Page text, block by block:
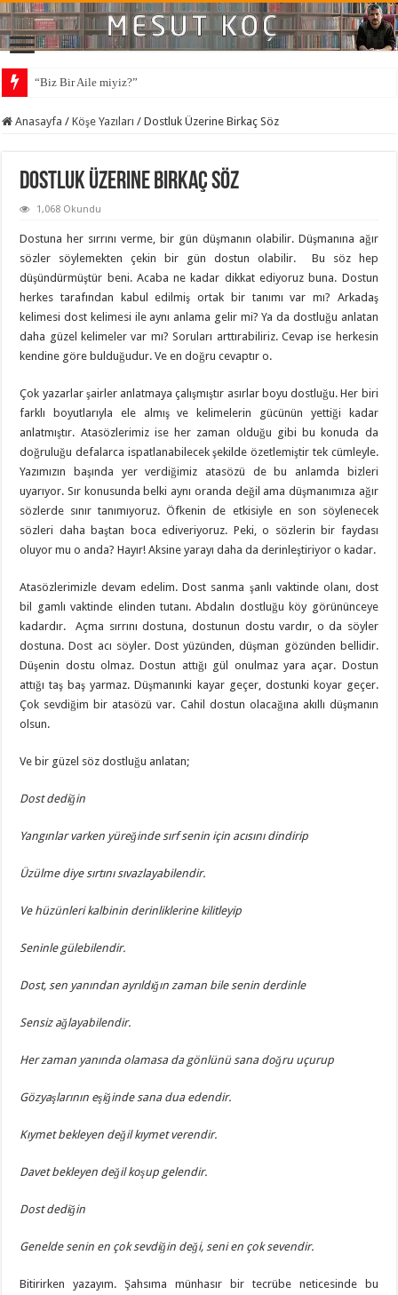
“Biz Bir Aile miyiz?”
Anasayfa / Köşe Yazıları / Dostluk Üzerine Birkaç Söz
Dostluk Üzerine Birkaç Söz
1,068 Okundu
Dostuna her sırrını verme, bir gün düşmanın olabilir. Düşmanına ağır
sözler söylemekten çekin bir gün dostun olabilir. Bu söz hep
düşündürmüştür beni. Acaba ne kadar dikkat ediyoruz buna. Dostun
herkes tarafından kabul edilmiş ortak bir tanımı var mı? Arkadaş
kelimesi dost kelimesi ile aynı anlama gelir mi? Ya da dostluğu anlatan
daha güzel kelimeler var mı? Soruları arttırabiliriz. Cevap ise herkesin
kendine göre bulduğudur. Ve en doğru cevaptır o.
Çok yazarlar şairler anlatmaya çalışmıştır asırlar boyu dostluğu. Her biri
farklı boyutlarıyla ele almış ve kelimelerin gücünün yettiği kadar
anlatmıştır. Atasözlerimiz ise her zaman olduğu gibi bu konuda da
doğruluğu defalarca ispatlanabilecek şekilde özetlemiştir tek cümleyle.
Yazımızın başında yer verdiğimiz atasözü de bu anlamda bizleri
uyarıyor. Sır konusunda belki aynı oranda değil ama düşmanımıza ağır
sözlerde sınır tanımıyoruz. Öfkenin de etkisiyle en son söylenecek
sözleri daha baştan boca ediveriyoruz. Peki, o sözlerin bir faydası
oluyor mu o anda? Hayır! Aksine yarayı daha da derinleştiriyor o kadar.
Atasözlerimizle devam edelim. Dost sanma şanlı vaktinde olanı, dost
bil gamlı vaktinde elinden tutanı. Abdalın dostluğu köy görününceye
kadardır. Açma sırrını dostuna, dostunun dostu vardır, o da söyler
dostuna. Dost acı söyler. Dost yüzünden, düşman gözünden bellidir.
Düşenin dostu olmaz. Dostun attığı gül onulmaz yara açar. Dostun
attığı taş baş yarmaz. Düşmanınki kayar geçer, dostunki koyar geçer.
Çok sevdiğim bir atasözü var. Cahil dostun olacağına akıllı düşmanın
olsun.
Ve bir güzel söz dostluğu anlatan;
Dost dediğin
Yangınlar varken yüreğinde sırf senin için acısını dindirip
Üzülme diye sırtını sıvazlayabilendir.
Ve hüzünleri kalbinin derinliklerine kilitleyip
Seninle gülebilendir.
Dost, sen yanından ayrıldığın zaman bile senin derdinle
Sensiz ağlayabilendir.
Her zaman yanında olamasa da gönlünü sana doğru uçurup
Gözyaşlarının eşiğinde sana dua edendir.
Kıymet bekleyen değil kıymet verendir.
Davet bekleyen değil koşup gelendir.
Dost dediğin
Genelde senin en çok sevdiğin deği, seni en çok sevendir.
Bitirirken yazayım. Şahsıma münhasır bir tecrübe neticesinde bu